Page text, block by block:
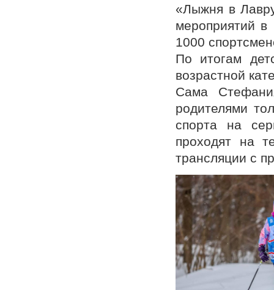
«Лыжня в
мероприятий
1000
По итогам
возрастной
Сама
родителями
спорта на
проходят на
трансляции с